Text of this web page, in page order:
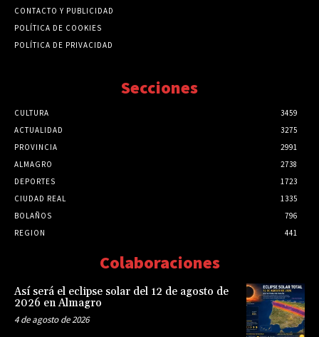
CONTACTO Y PUBLICIDAD
POLÍTICA DE COOKIES
POLÍTICA DE PRIVACIDAD
Secciones
CULTURA
3459
ACTUALIDAD
3275
PROVINCIA
2991
ALMAGRO
2738
DEPORTES
1723
CIUDAD REAL
1335
BOLAÑOS
796
REGION
441
Colaboraciones
Así será el eclipse solar del 12 de agosto de
2026 en Almagro
4 de agosto de 2026